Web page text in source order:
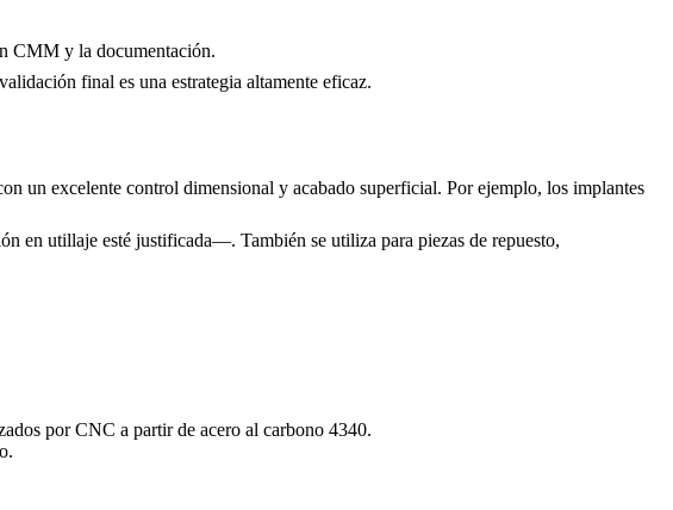
CMM y la documentación.
final es una estrategia altamente eficaz.
un excelente control dimensional y acabado superficial. Por ejemplo, los implantes
en utillaje esté justificada—. También se utiliza para piezas de repuesto,
por CNC a partir de acero al carbono 4340.